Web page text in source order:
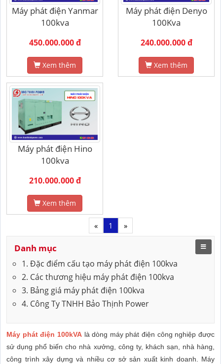
Máy phát điện Yanmar
100kva
450.000.000 đ
Xem thêm
Máy phát điện Denyo
100Kva
240.000.000 đ
Xem thêm
Máy phát điện Hino
100kva
210.000.000 đ
Xem thêm
« 1 »
Danh mục
1. Đặc điểm cấu tạo máy phát điện 100kva
2. Các thương hiệu máy phát điện 100kva
3. Bảng giá máy phát điện 100kva
4. Công Ty TNHH Bảo Thịnh Power
Máy phát điện 100kVAlà dòng máy phát điện công nghiệp được
sử dụng phổ biến cho nhà xưởng, công ty, khách sạn, nhà hàng,
công trình xây dựng và nhiều cơ sở sản xuất kinh doanh. Máy